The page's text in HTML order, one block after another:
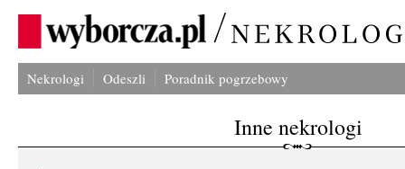
Nekrologi Odeszli Poradnik pogrzebowy
Inne nekrologi